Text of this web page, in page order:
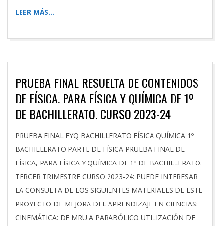
LEER MÁS…
PRUEBA FINAL RESUELTA DE CONTENIDOS
DE FÍSICA. PARA FÍSICA Y QUÍMICA DE 1º
DE BACHILLERATO. CURSO 2023-24
2024-
06-
22
PRUEBA FINAL FYQ BACHILLERATO FÍSICA QUÍMICA 1º
BACHILLERATO PARTE DE FÍSICA PRUEBA FINAL DE
FÍSICA, PARA FÍSICA Y QUÍMICA DE 1º DE BACHILLERATO.
TERCER TRIMESTRE CURSO 2023-24: PUEDE INTERESAR
LA CONSULTA DE LOS SIGUIENTES MATERIALES DE ESTE
PROYECTO DE MEJORA DEL APRENDIZAJE EN CIENCIAS:
CINEMÁTICA: DE MRU A PARABÓLICO UTILIZACIÓN DE